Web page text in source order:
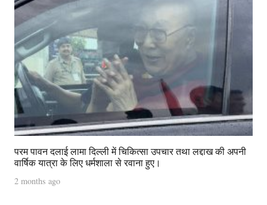
परम पावन दलाई लामा दिल्ली में चिकित्सा उपचार तथा लद्दाख की अपनी
वार्षिक यात्रा के लिए धर्मशाला से रवाना हुए।
2 months ago